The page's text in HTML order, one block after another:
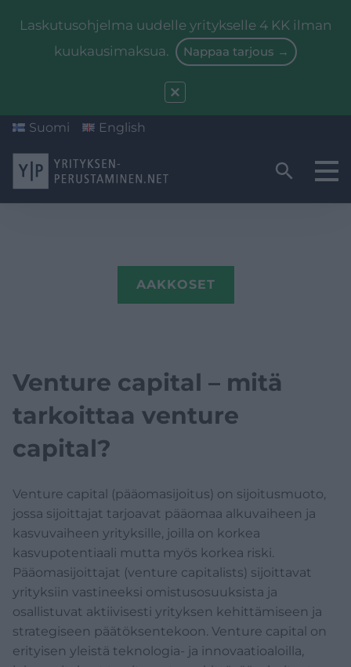
Laskutusohjelma uudelle yritykselle 4 KK ilman
kuukausimaksua.
Nappaa tarjous →
Suomi English
Yritysmuodon valinta
Vakuutukset
AAKKOSET
Venture capital – mitä
tarkoittaa venture
capital?
Venture capital (pääomasijoitus) on sijoitusmuoto,
jossa sijoittajat tarjoavat pääomaa alkuvaiheen ja
kasvuvaiheen yrityksille, joilla on korkea
kasvupotentiaali mutta myös korkea riski.
Pääomasijoittajat (venture capitalists) sijoittavat
yrityksiin vastineeksi omistusosuuksista ja
osallistuvat aktiivisesti yrityksen kehittämiseen ja
strategiseen päätöksentekoon. Venture capital on
erityisen yleistä teknologia- ja innovaatioaloilla,